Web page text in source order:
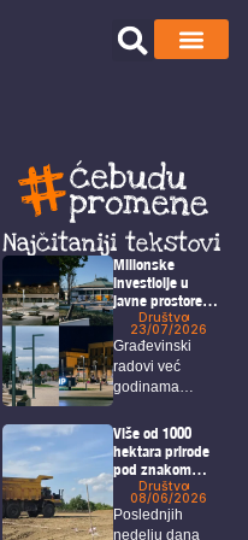
Najčitaniji tekstovi
Milionske
investicije u
javne prostore
koje Borani jedva
koriste
Društvo
23/07/2026
Građevinski
radovi već
godinama
prepoznatljivu
sliku Bora, a
među...
Više od 1000
hektara prirode
pod znakom
pitanja: U planu
je izgradnja
velikog
Društvo
08/06/2026
Poslednjih
nedelju dana